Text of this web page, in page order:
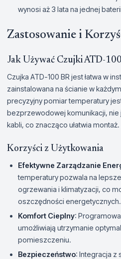
wynosi aż 3 lata na jednej
Zastosowanie i
Jak Używać Czujki ATD-
Czujka ATD-100 BR jest łatwa w
zainstalowana na ścianie w
precyzyjny pomiar temperatury
bezprzewodowej komunikacji,
kabli, co znacząco ułatwia montaż.
Korzyści z Użytkowania
Efektywne Zarządzanie
temperatury pozwala na
ogrzewania i klimatyzacji, co
oszczędności energetycznych.
Komfort Cieplny:
umożliwiają utrzymanie
pomieszczeniu.
Bezpieczeństwo: Integracja z